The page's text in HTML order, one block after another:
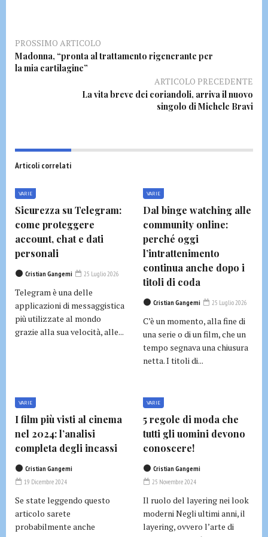
PROSSIMO ARTICOLO
Madonna, “pronta al trattamento rigenerante per
la mia cartilagine”
ARTICOLO PRECEDENTE
La vita breve dei coriandoli, arriva il nuovo
singolo di Michele Bravi
Articoli correlati
VARIE
Sicurezza su Telegram:
come proteggere
account, chat e dati
personali
Cristian Gangemi 25 Luglio 2026
Telegram è una delle
applicazioni di messaggistica
più utilizzate al mondo
grazie alla sua velocità, alle...
VARIE
Dal binge watching alle
community online:
perché oggi
l’intrattenimento
continua anche dopo i
titoli di coda
Cristian Gangemi 25 Luglio 2026
C’è un momento, alla fine di
una serie o di un film, che un
tempo segnava una chiusura
netta. I titoli di...
VARIE
I film più visti al cinema
nel 2024: l’analisi
completa degli incassi
Cristian Gangemi
19 Dicembre 2024
Se state leggendo questo
articolo sarete
probabilmente anche
VARIE
5 regole di moda che
tutti gli uomini devono
conoscere!
Cristian Gangemi
25 Novembre 2024
Il ruolo del layering nei look
moderni Negli ultimi anni, il
layering, ovvero l’arte di